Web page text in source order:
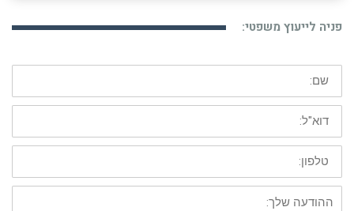
פניה לייעוץ משפטי:
שם:
דוא"ל:
טלפון:
ההודעה
שלך: